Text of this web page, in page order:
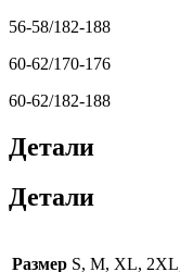
56-58/182-188
60-62/170-176
60-62/182-188
Детали
Детали
Размер S, M, XL,